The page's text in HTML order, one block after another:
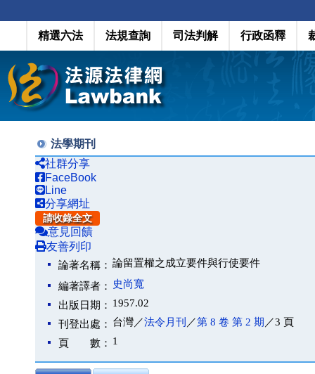
精選六法 法規查詢 司法判解 行政函釋
法學期刊
社群分享
FaceBook
Line
分享網址
請收錄全文
意見回饋
友善列印
論著名稱： 論留置權之成立要件與行使要件
編著譯者：
史尚寬
出版日期： 1957.02
刊登出處： 台灣／法令月刊 ／第 8 卷 第 2 期 ／3 頁
頁 數： 1